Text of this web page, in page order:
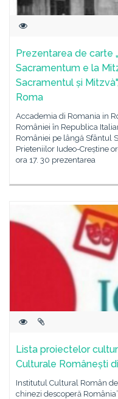
Prezentarea de carte
Sacramentum e la
Sacramentul și
Roma
Accademia di Romania in
României în Republica
României pe lângă Sfântul
Prieteniilor Iudeo-Creștine
ora 17. 30 prezentarea
Lista proiectelor
Culturale Românești
Institutul Cultural Român
chinezi descoperă